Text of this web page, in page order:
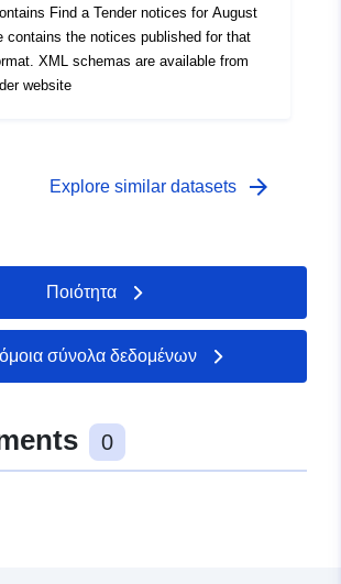
Find a Tender notices for August
contains the notices published for that
XML schemas are available from
website
Explore similar datasets arrow_forward
Ποιότητα
σύνολα δεδομένων
0